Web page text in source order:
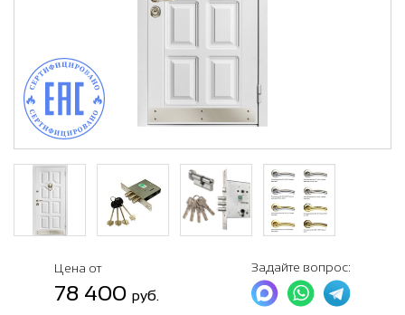
Цена от
78 400 руб.
Задайте вопрос: